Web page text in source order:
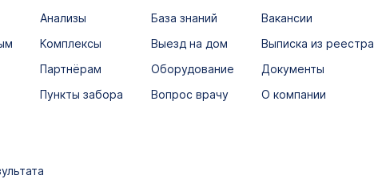
Анализы
Комплексы
Партнёрам
Пункты забора
База знаний
Выезд на дом
Оборудование
Вопрос врачу
Вакансии
Выписка из реестра
Документы
О компании